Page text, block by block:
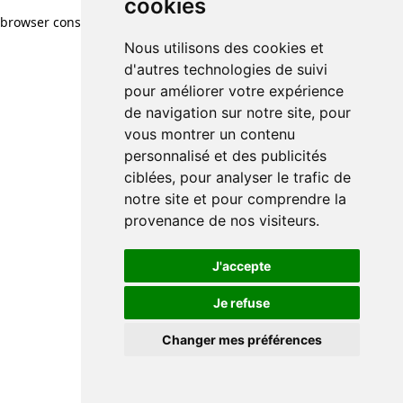
cookies
Nous utilisons des cookies et
d'autres technologies de suivi
pour améliorer votre expérience
de navigation sur notre site, pour
vous montrer un contenu
personnalisé et des publicités
ciblées, pour analyser le trafic de
notre site et pour comprendre la
provenance de nos visiteurs.
J'accepte
Je refuse
Changer mes préférences
browser console for more information)